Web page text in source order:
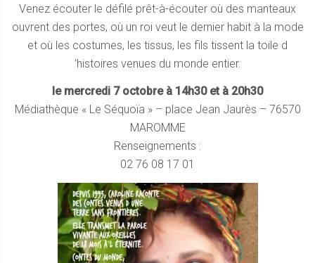
Venez écouter le défilé prêt-à-écouter où des manteaux
ouvrent des portes, où un roi veut le dernier habit à la mode
et où les costumes, les tissus, les fils tissent la toile d
‘histoires venues du monde entier.
le mercredi 7 octobre à 14h30 et à 20h30
Médiathèque « Le Séquoïa » – place Jean Jaurès – 76570
MAROMME
Renseignements :
02 76 08 17 01